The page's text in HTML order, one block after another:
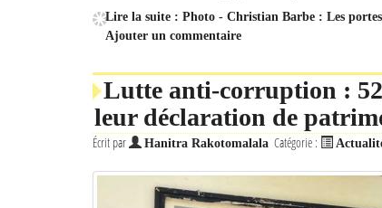
Lire la suite : Photo - Christian Barbe : Les
Ajouter un commentaire
Lutte anti-corruption :
leur déclaration de
Écrit par Hanitra Rakotomalala Catégorie :